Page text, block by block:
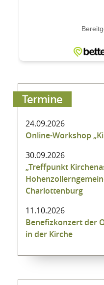
Termine
24.09.2026
Online-Workshop
30.09.2026
„Treffpunkt
Charlottenburg
11.10.2026
Benefizkonzert der
in der Kirche